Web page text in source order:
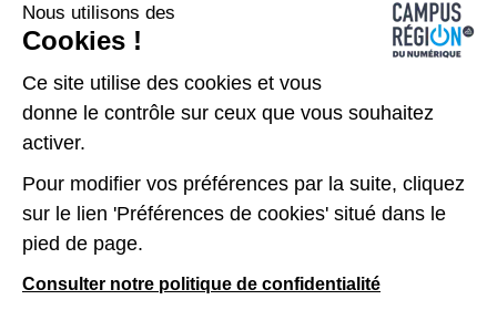
Plan du site
Données personnelles
Kit de communication
Accessibilité : partiellement conforme
Nous utilisons des
Cookies !
Ce site utilise des cookies et vous
donne le contrôle sur ceux que vous souhaitez
activer.
Pour modifier vos préférences par la suite, cliquez
sur le lien 'Préférences de cookies' situé dans le
pied de page.
Consulter notre politique de confidentialité